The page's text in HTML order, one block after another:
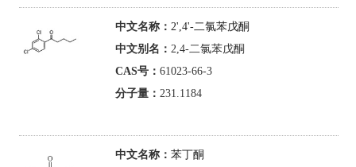
中文名称： 2',4'-二氯苯戊酮
中文别名： 2,4-二氯苯戊酮
CAS号： 61023-66-3
分子量： 231.1184
中文名称： 苯丁酮